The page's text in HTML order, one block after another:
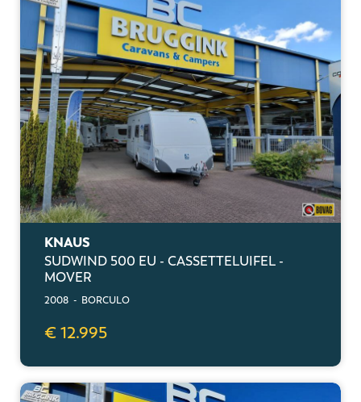
KNAUS
SUDWIND 500 EU - CASSETTELUIFEL -
MOVER
2008 - BORCULO
€ 12.995